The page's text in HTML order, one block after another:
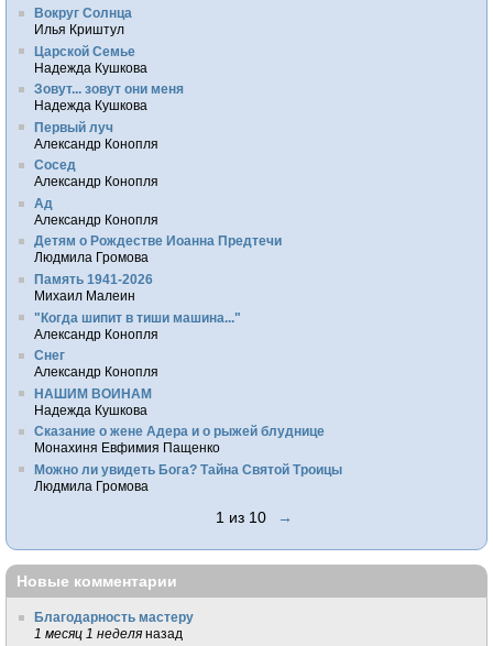
Вокруг Солнца
Илья Криштул
Царской Семье
Надежда Кушкова
Зовут... зовут они меня
Надежда Кушкова
Первый луч
Александр Конопля
Сосед
Александр Конопля
Ад
Александр Конопля
Детям о Рождестве Иоанна Предтечи
Людмила Громова
Память 1941-2026
Михаил Малеин
"Когда шипит в тиши машина..."
Александр Конопля
Снег
Александр Конопля
НАШИМ ВОИНАМ
Надежда Кушкова
Сказание о жене Адера и о рыжей блуднице
Монахиня Евфимия Пащенко
Можно ли увидеть Бога? Тайна Святой Троицы
Людмила Громова
1 из 10 →
Новые комментарии
Благодарность мастеру
1 месяц 1 неделя назад